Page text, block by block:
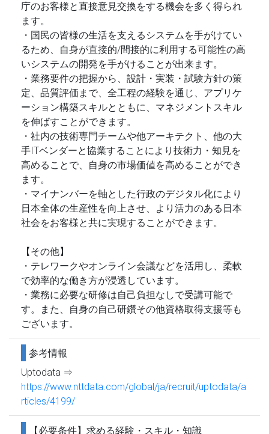
庁のお客様と直接意見交換をする機会を多く得られ
ます。
・国民の皆様の生活を支えるシステムを手がけてい
るため、自身が直接的/間接的に利用する可能性の高
いシステムの開発を手がけることが出来ます。
・業務要件の把握から、設計・実装・試験方針の策
定、品質評価まで、全工程の経験を通じ、アプリケ
ーション構築スキルとともに、マネジメントスキル
を伸ばすことができます。
・社内の技術専門チームや他アーキテクト、他の大
手ITベンダーと協業することにより技術力・知見を
高めることで、自身の市場価値を高めることができ
ます。
・マイナンバーを軸とした行政のデジタル化により
日本全体の生産性を向上させ、より活力のある日本
社会をお客様と共に実現することができます。
【その他】
・テレワークやオンライン会議などを活用し、柔軟
で効率的な働き方が浸透しています。
・業務に必要な研修は自己負担なしで受講可能で
す。また、自身の自己研鑽その他資格取得支援等も
ございます。
参考情報
Uptodata ⇒
https://www.nttdata.com/global/ja/recruit/uptodata/a
rticles/4199/
【必要条件】求める経験・スキル・知識